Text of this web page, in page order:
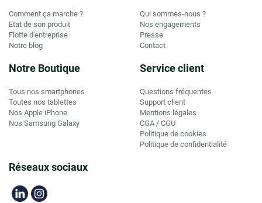
Comment ça marche ?
Etat de son produit
Flotte d'entreprise
Notre blog
Qui sommes-nous ?
Nos engagements
Presse
Contact
Notre Boutique
Tous nos smartphones
Toutes nos tablettes
Nos Apple iPhone
Nos Samsung Galaxy
Service client
Questions fréquentes
Support client
Mentions légales
CGA / CGU
Politique de cookies
Politique de confidentialité
Réseaux sociaux